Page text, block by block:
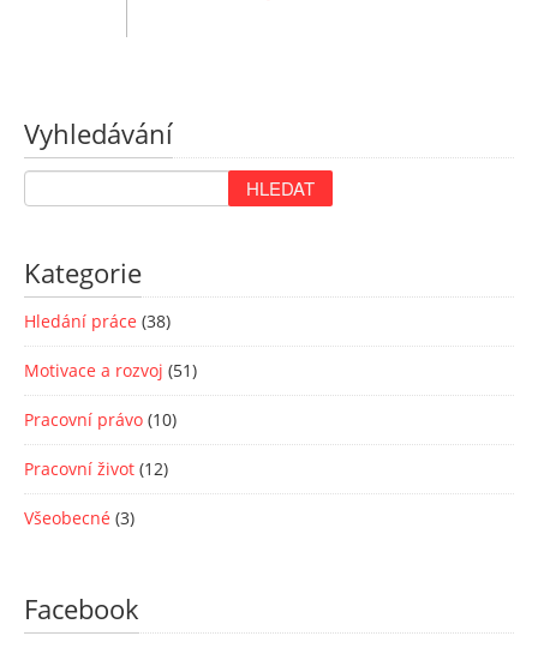
Vyhledávání
Kategorie
Hledání práce (38)
Motivace a rozvoj (51)
Pracovní právo (10)
Pracovní život (12)
Všeobecné (3)
Facebook